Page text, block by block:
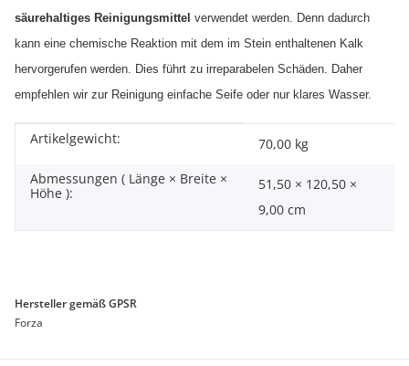
säurehaltiges Reinigungsmittel verwendet werden. Denn dadurch
kann eine chemische Reaktion mit dem im Stein enthaltenen Kalk
hervorgerufen werden. Dies führt zu irreparabelen Schäden. Daher
empfehlen wir zur Reinigung einfache Seife oder nur klares Wasser.
Produkteigenschaft
Wert
Artikelgewicht: 70,00 kg
Abmessungen ( Länge × Breite ×
Höhe ):
51,50 × 120,50 ×
9,00 cm
Hersteller gemäß GPSR
Forza